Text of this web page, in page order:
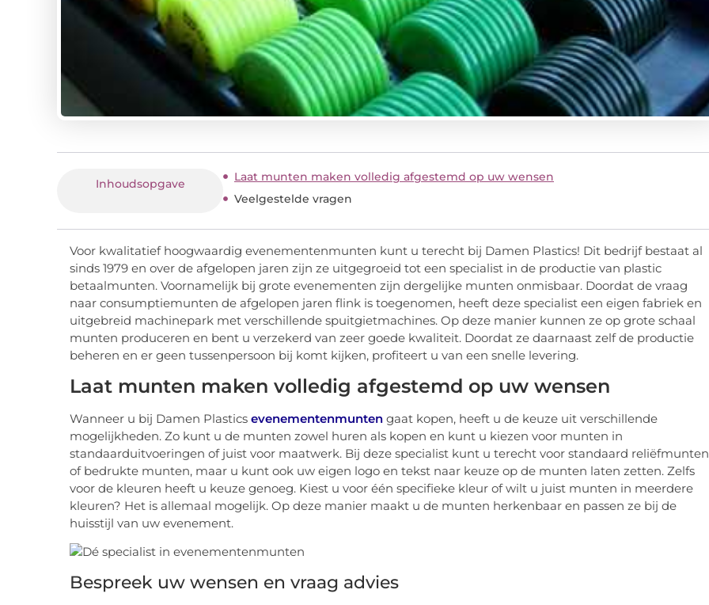
Inhoudsopgave
Laat munten maken volledig afgestemd op uw wensen
Veelgestelde vragen
Voor kwalitatief hoogwaardig evenementenmunten kunt u terecht bij Damen Plastics! Dit bedrijf bestaat al
sinds 1979 en over de afgelopen jaren zijn ze uitgegroeid tot een specialist in de productie van plastic
betaalmunten. Voornamelijk bij grote evenementen zijn dergelijke munten onmisbaar. Doordat de vraag
naar consumptiemunten de afgelopen jaren flink is toegenomen, heeft deze specialist een eigen fabriek en
uitgebreid machinepark met verschillende spuitgietmachines. Op deze manier kunnen ze op grote schaal
munten produceren en bent u verzekerd van zeer goede kwaliteit. Doordat ze daarnaast zelf de productie
beheren en er geen tussenpersoon bij komt kijken, profiteert u van een snelle levering.
Laat munten maken volledig afgestemd op uw wensen
Wanneer u bij Damen Plastics evenementenmunten gaat kopen, heeft u de keuze uit verschillende
mogelijkheden. Zo kunt u de munten zowel huren als kopen en kunt u kiezen voor munten in
standaarduitvoeringen of juist voor maatwerk. Bij deze specialist kunt u terecht voor standaard reliëfmunten
of bedrukte munten, maar u kunt ook uw eigen logo en tekst naar keuze op de munten laten zetten. Zelfs
voor de kleuren heeft u keuze genoeg. Kiest u voor één specifieke kleur of wilt u juist munten in meerdere
kleuren? Het is allemaal mogelijk. Op deze manier maakt u de munten herkenbaar en passen ze bij de
huisstijl van uw evenement.
Bespreek uw wensen en vraag advies